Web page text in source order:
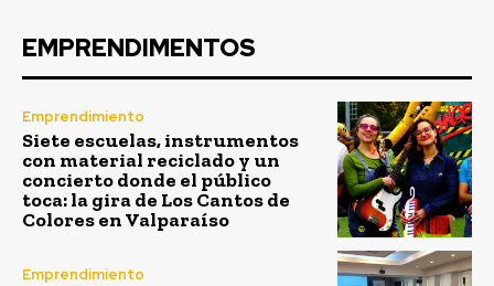
EMPRENDIMENTOS
Emprendimiento
Siete escuelas, instrumentos
con material reciclado y un
concierto donde el público
toca: la gira de Los Cantos de
Colores en Valparaíso
Emprendimiento